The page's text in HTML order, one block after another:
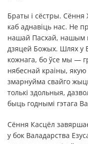
Браты і сёстры. Сёння
каб аднавіць нас. Не
нашай Пасхай, нашым
дзяцей Божых. Шлях у
кожнага, бо ўсе мы —
нябеснай краіны,
змарнуйма свайго
толькі здольныя,
быць годнымі гэтага
Сёння Касцёл
у бок Валадарства